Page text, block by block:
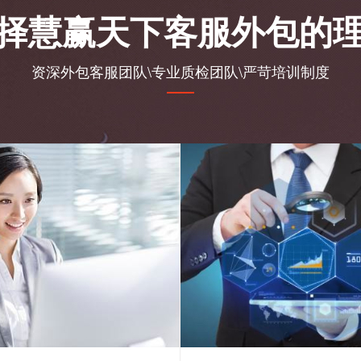
慧赢天下客服外包的
资深外包客服团队\专业质检团队\严苛培训制度